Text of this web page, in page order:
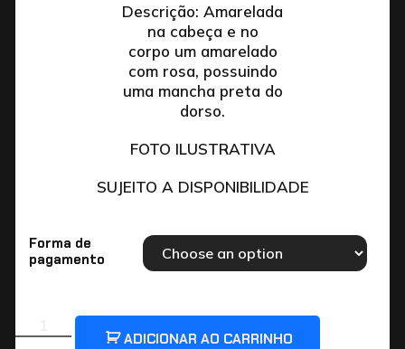
Descrição: Amarelada
na cabeça e no
corpo um amarelado
com rosa, possuindo
uma mancha preta do
dorso.
FOTO ILUSTRATIVA
SUJEITO A DISPONIBILIDADE
Forma de
pagamento
ADICIONAR AO CARRINHO